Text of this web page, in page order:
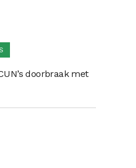
doorbraak met